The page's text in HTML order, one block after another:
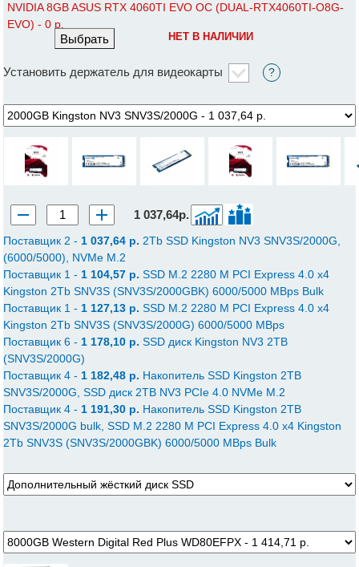
NVIDIA 8GB ASUS RTX 4060TI EVO OC (DUAL-RTX4060TI-O8G-
EVO) - 0 р.
Выбрать НЕТ В НАЛИЧИИ
Установить держатель для видеокарты ?
1 037,64р.
Поставщик 2 - 1 037,64 p. 2Tb SSD Kingston NV3 SNV3S/2000G,
(6000/5000), NVMe M.2
Поставщик 1 - 1 104,57 p. SSD M.2 2280 M PCI Express 4.0 x4
Kingston 2Tb SNV3S (SNV3S/2000GBK) 6000/5000 MBps Bulk
Поставщик 1 - 1 127,13 p. SSD M.2 2280 M PCI Express 4.0 x4
Kingston 2Tb SNV3S (SNV3S/2000G) 6000/5000 MBps
Поставщик 6 - 1 178,10 p. SSD диск Kingston NV3 2TB
(SNV3S/2000G)
Поставщик 4 - 1 182,48 p. Накопитель SSD Kingston 2ТB
SNV3S/2000G, SSD диск 2TB NV3 PCIe 4.0 NVMe M.2
Поставщик 4 - 1 191,30 p. Накопитель SSD Kingston 2ТB
SNV3S/2000G bulk, SSD M.2 2280 M PCI Express 4.0 x4 Kingston
2Tb SNV3S (SNV3S/2000GBK) 6000/5000 MBps Bulk